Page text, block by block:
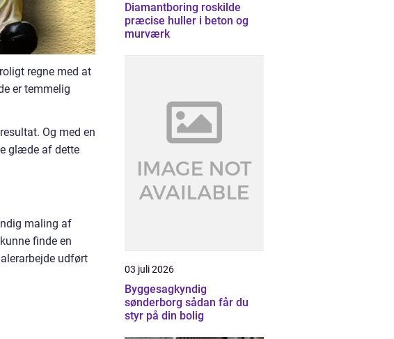
regne med at
er temmelig
Og med en
glæde af dette
maling af
finde en
udført
Diamantboring roskilde
præcise huller i beton og
murværk
03 juli 2026
Byggesagkyndig
sønderborg sådan får du
styr på din bolig